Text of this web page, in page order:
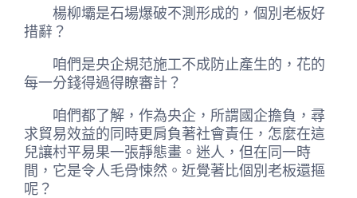
楊柳壩是石場爆破不測形成的，個別老板好
措辭？
咱們是央企規范施工不成防止產生的，花的
每一分錢得過得瞭審計？
咱們都了解，作為央企，所謂國企擔負，尋
求貿易效益的同時更肩負著社會責任，怎麼在這
兒讓村平易果一張靜態畫。迷人，但在同一時
間，它是令人毛骨悚然。近覺著比個別老板還摳
呢？